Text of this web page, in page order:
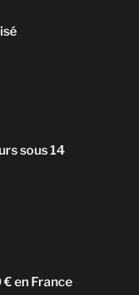
sous 14
en France